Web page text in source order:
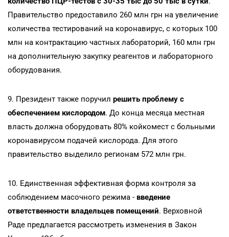
Правительство предоставило 260 млн грн на увеличение
количества тестирований на коронавирус, с которых 100
млн на контрактацию частных лабораторий, 160 млн грн
на дополнительную закупку реагентов и лабораторного
оборудования.
9. Президент также поручил решить проблему с
обеспечением кислородом. До конца месяца местная
власть должна оборудовать 80% койкомест с больными
коронавирусом подачей кислорода. Для этого
правительство выделило регионам 572 млн грн.
10. Единственная эффективная форма контроля за
соблюдением масочного режима - введение
ответственности владельцев помещений. Верховной
Раде предлагается рассмотреть изменения в Закон